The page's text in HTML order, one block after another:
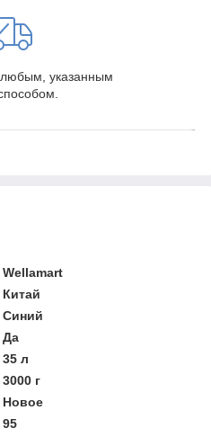
любым, указанным
Wellamart
Китай
Синий
Да
35 л
3000 г
Новое
95